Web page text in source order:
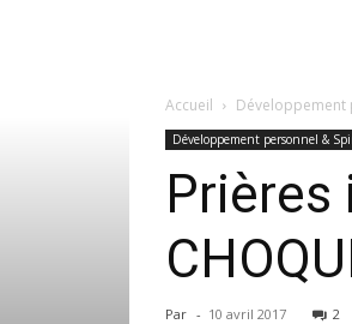
Accueil Développement
Développement personnel &
Prières
Par - 10 avril 2017 2